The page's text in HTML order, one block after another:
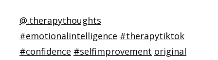
@.therapythoughts
#emotionalintelligence #therapytiktok
#confidence #selfimprovement original